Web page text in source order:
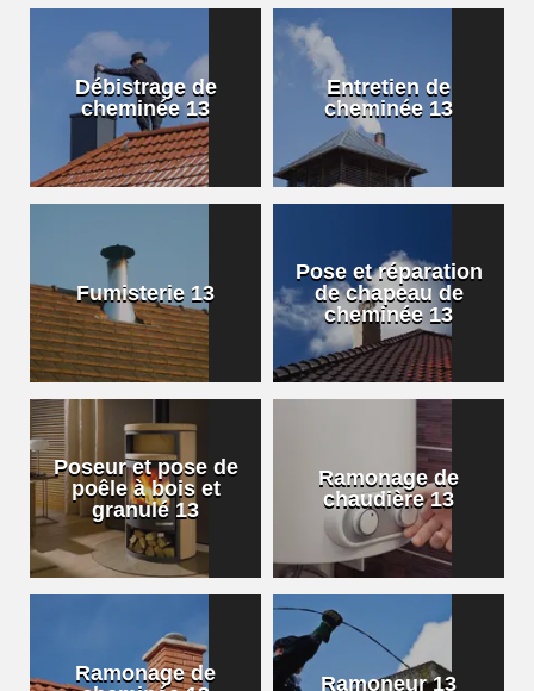
Débistrage de
cheminée 13
Entretien de
cheminée 13
Fumisterie 13
Pose et réparation
de chapeau de
cheminée 13
Poseur et pose de
poêle à bois et
granulé 13
Ramonage de
chaudière 13
Ramonage de
Ramoneur 13